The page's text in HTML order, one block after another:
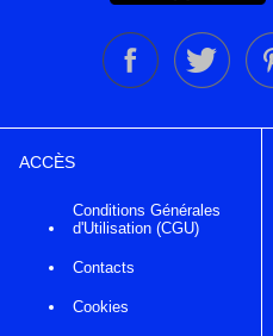
ACCÈS
Conditions Générales
d'Utilisation (CGU)
Contacts
Cookies